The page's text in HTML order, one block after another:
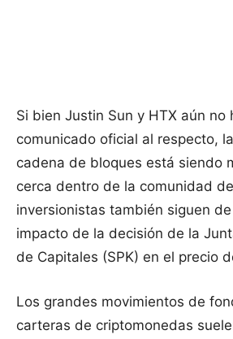
Si bien Justin Sun y HTX aún no
comunicado oficial al respecto,
cadena de bloques está siendo
cerca dentro de la comunidad
inversionistas también siguen
impacto de la decisión de la
de Capitales (SPK) en el precio
Los grandes movimientos de
carteras de criptomonedas